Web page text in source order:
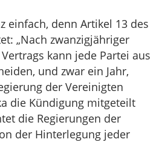
einfach, denn Artikel 13 des
„Nach zwanzigjähriger
kann jede Partei aus
und zwar ein Jahr,
der Vereinigten
die Kündigung mitgeteilt
die Regierungen der
der Hinterlegung jeder